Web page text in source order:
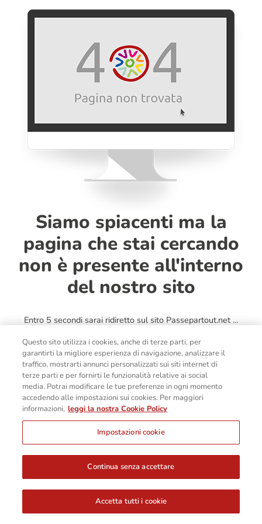
Siamo spiacenti ma la
pagina che stai cercando
non è presente all'interno
del nostro sito
Entro 5 secondi sarai ridiretto sul sito Passepartout.net ...
Questo sito utilizza i cookies, anche di terze parti, per
garantirti la migliore esperienza di navigazione, analizzare il
traffico, mostrarti annunci personalizzati sui siti internet di
terze parti e per fornirti le funzionalità relative ai social
media. Potrai modificare le tue preferenze in ogni momento
accedendo alle impostazioni sui cookies. Per maggiori
informazioni, leggi la nostra Cookie Policy
Impostazioni cookie
Continua senza accettare
Accetta tutti i cookie